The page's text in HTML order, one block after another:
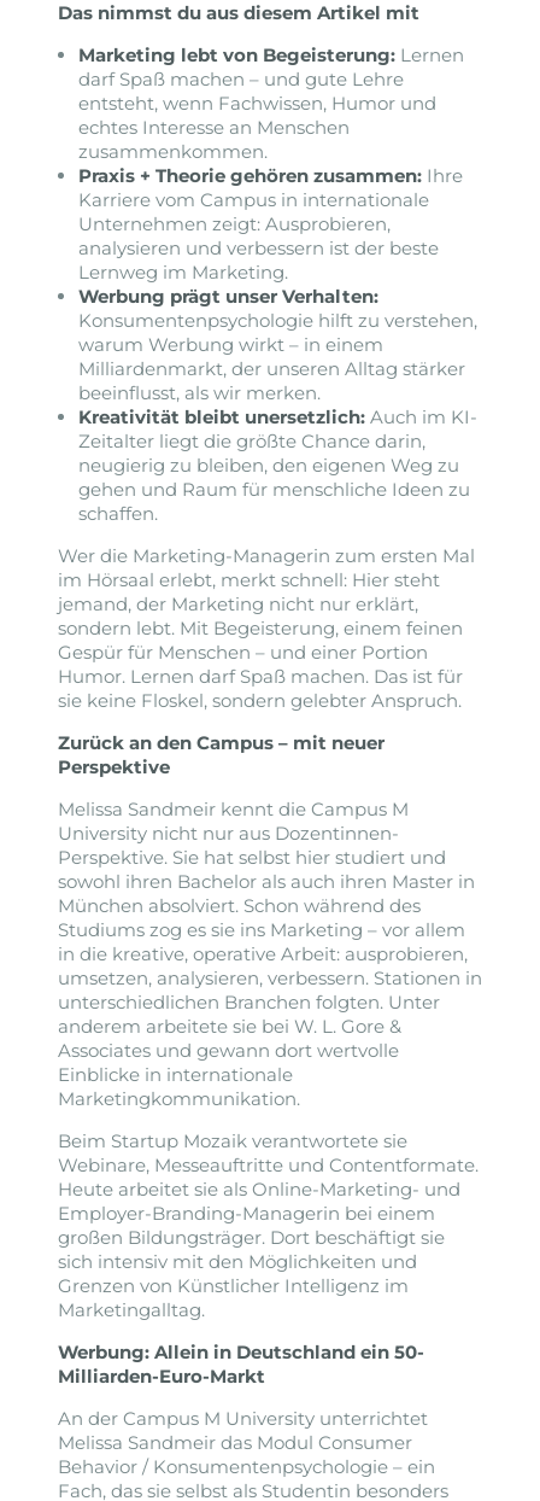
Das nimmst du aus diesem Artikel mit
Marketing lebt von Begeisterung: Lernen
darf Spaß machen – und gute Lehre
entsteht, wenn Fachwissen, Humor und
echtes Interesse an Menschen
zusammenkommen.
Praxis + Theorie gehören zusammen: Ihre
Karriere vom Campus in internationale
Unternehmen zeigt: Ausprobieren,
analysieren und verbessern ist der beste
Lernweg im Marketing.
Werbung prägt unser Verhalten:
Konsumentenpsychologie hilft zu verstehen,
warum Werbung wirkt – in einem
Milliardenmarkt, der unseren Alltag stärker
beeinflusst, als wir merken.
Kreativität bleibt unersetzlich: Auch im KI-
Zeitalter liegt die größte Chance darin,
neugierig zu bleiben, den eigenen Weg zu
gehen und Raum für menschliche Ideen zu
schaffen.
Wer die Marketing-Managerin zum ersten Mal
im Hörsaal erlebt, merkt schnell: Hier steht
jemand, der Marketing nicht nur erklärt,
sondern lebt. Mit Begeisterung, einem feinen
Gespür für Menschen – und einer Portion
Humor. Lernen darf Spaß machen. Das ist für
sie keine Floskel, sondern gelebter Anspruch.
Zurück an den Campus – mit neuer
Perspektive
Melissa Sandmeir kennt die Campus M
University nicht nur aus Dozentinnen-
Perspektive. Sie hat selbst hier studiert und
sowohl ihren Bachelor als auch ihren Master in
München absolviert. Schon während des
Studiums zog es sie ins Marketing – vor allem
in die kreative, operative Arbeit: ausprobieren,
umsetzen, analysieren, verbessern. Stationen in
unterschiedlichen Branchen folgten. Unter
anderem arbeitete sie bei W. L. Gore &
Associates und gewann dort wertvolle
Einblicke in internationale
Marketingkommunikation.
Beim Startup Mozaik verantwortete sie
Webinare, Messeauftritte und Contentformate.
Heute arbeitet sie als Online-Marketing- und
Employer-Branding-Managerin bei einem
großen Bildungsträger. Dort beschäftigt sie
sich intensiv mit den Möglichkeiten und
Grenzen von Künstlicher Intelligenz im
Marketingalltag.
Werbung: Allein in Deutschland ein 50-
Milliarden-Euro-Markt
An der Campus M University unterrichtet
Melissa Sandmeir das Modul Consumer
Behavior / Konsumentenpsychologie – ein
Fach, das sie selbst als Studentin besonders